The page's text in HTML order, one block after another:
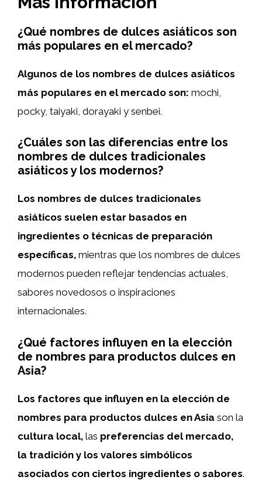
¿Qué nombres de dulces asiáticos son
más populares en el mercado?
Algunos de los nombres de dulces asiáticos
más populares en el mercado son: mochi,
pocky, taiyaki, dorayaki y senbei.
¿Cuáles son las diferencias entre los
nombres de dulces tradicionales
asiáticos y los modernos?
Los nombres de dulces tradicionales
asiáticos suelen estar basados en
ingredientes o técnicas de preparación
específicas, mientras que los nombres de dulces
modernos pueden reflejar tendencias actuales,
sabores novedosos o inspiraciones
internacionales.
¿Qué factores influyen en la elección
de nombres para productos dulces en
Asia?
Los factores que influyen en la elección de
nombres para productos dulces en Asia son la
cultura local, las preferencias del mercado,
la tradición y los valores simbólicos
asociados con ciertos ingredientes o sabores.